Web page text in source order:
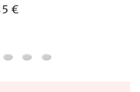
€
- Or jaune 18ct
- diamant & or jaune
croix basque - Or jaune
Croix Occitane - Or jaune 18ct
Croix fil carré - Or rose 18ct
Collier croix - Diamant